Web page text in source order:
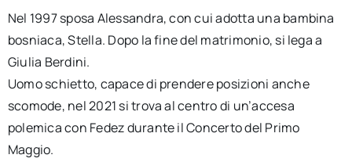
Nel 1997 sposa Alessandra, con cui adotta una bambina
bosniaca, Stella. Dopo la fine del matrimonio, si lega a
Giulia Berdini.
Uomo schietto, capace di prendere posizioni anche
scomode, nel 2021 si trova al centro di un’accesa
polemica con Fedez durante il Concerto del Primo
Maggio.